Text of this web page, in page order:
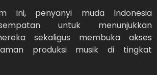
ini, penyanyi muda Indonesia
untuk menunjukkan
sekaligus membuka akses
produksi musik di tingkat